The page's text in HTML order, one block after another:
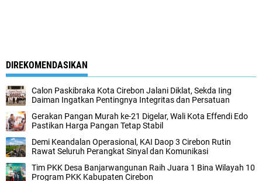
DIREKOMENDASIKAN
Calon Paskibraka Kota Cirebon Jalani Diklat, Sekda Iing
Daiman Ingatkan Pentingnya Integritas dan Persatuan
Gerakan Pangan Murah ke-21 Digelar, Wali Kota Effendi Edo
Pastikan Harga Pangan Tetap Stabil
Demi Keandalan Operasional, KAI Daop 3 Cirebon Rutin
Rawat Seluruh Perangkat Sinyal dan Komunikasi
Tim PKK Desa Banjarwangunan Raih Juara 1 Bina Wilayah 10
Program PKK Kabupaten Cirebon